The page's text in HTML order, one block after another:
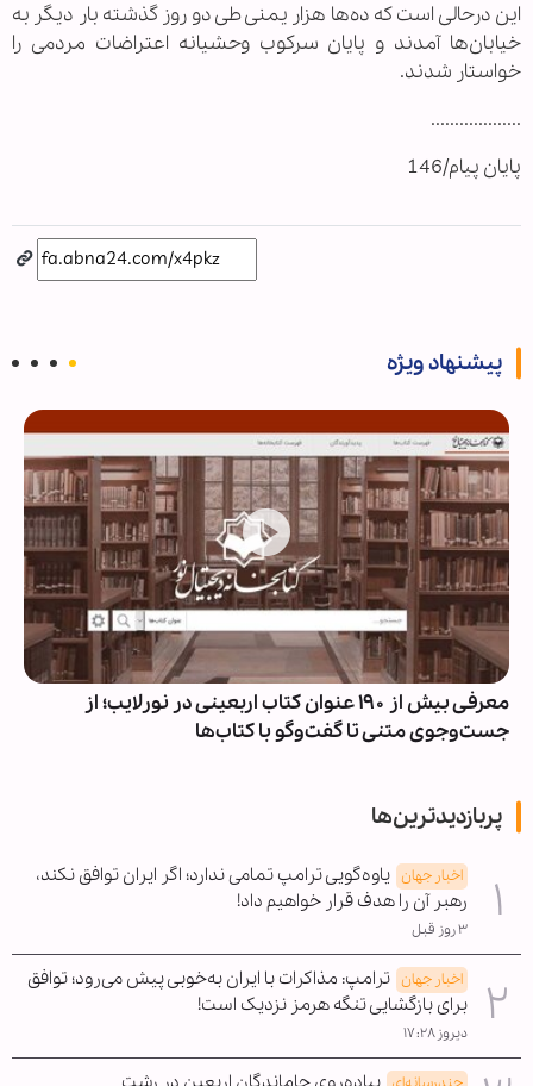
این درحالی است که ده‌ها هزار یمنی طی دو روز گذشته بار دیگر به
خیابان‌ها آمدند و پایان سرکوب وحشیانه اعتراضات مردمی را
خواستار شدند.
...................
پایان پیام/146
پیشنهاد ویژه
معرفی بیش از ۱۹۰ عنوان کتاب اربعینی در نورلایب؛ از
جست‌وجوی متنی تا گفت‌وگو با کتاب‌ها
پربازدیدترین‌ها
اخبار جهان یاوه‌گویی ترامپ تمامی ندارد؛ اگر ایران توافق نکند،
رهبر آن را هدف قرار خواهیم داد!
۳ روز قبل
اخبار جهان ترامپ: مذاکرات با ایران به‌خوبی پیش می‌رود؛ توافق
برای بازگشایی تنگه هرمز نزدیک است!
دیروز ۱۷:۲۸